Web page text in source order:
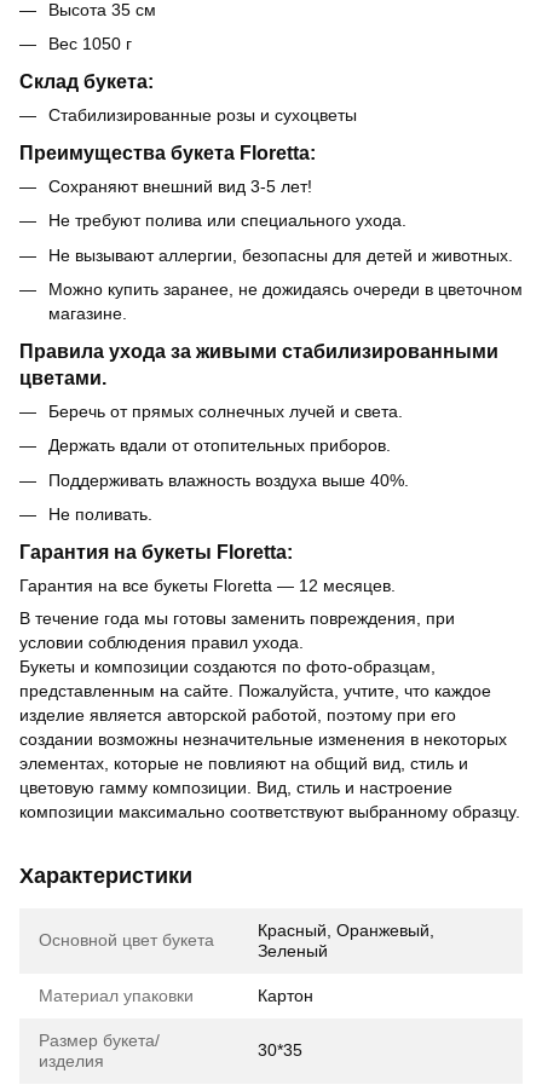
Высота 35 см
Вес 1050 г
Склад букета:
Стабилизированные розы и сухоцветы
Преимущества букета Floretta:
Сохраняют внешний вид 3-5 лет!
Не требуют полива или специального ухода.
Не вызывают аллергии, безопасны для детей и животных.
Можно купить заранее, не дожидаясь очереди в цветочном
магазине.
Правила ухода за живыми стабилизированными
цветами.
Беречь от прямых солнечных лучей и света.
Держать вдали от отопительных приборов.
Поддерживать влажность воздуха выше 40%.
Не поливать.
Гарантия на букеты Floretta:
Гарантия на все букеты Floretta — 12 месяцев.
В течение года мы готовы заменить повреждения, при
условии соблюдения правил ухода.
Букеты и композиции создаются по фото-образцам,
представленным на сайте. Пожалуйста, учтите, что каждое
изделие является авторской работой, поэтому при его
создании возможны незначительные изменения в некоторых
элементах, которые не повлияют на общий вид, стиль и
цветовую гамму композиции. Вид, стиль и настроение
композиции максимально соответствуют выбранному образцу.
Характеристики
Основной цвет букета
Красный, Оранжевый,
Зеленый
Материал упаковки Картон
Размер букета/
изделия
30*35